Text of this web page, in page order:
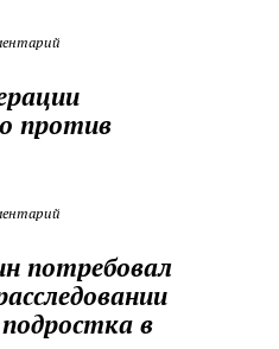
против
потребовал
в